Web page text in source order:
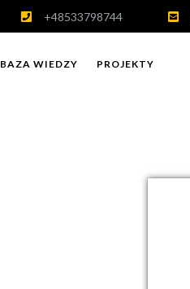
+48533798744
BAZA WIEDZY
PROJEKTY